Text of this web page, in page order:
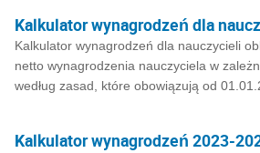
Kalkulator wynagrodzeń dla
Kalkulator wynagrodzeń dla nauczycieli
netto wynagrodzenia nauczyciela w
według zasad, które obowiązują od
Kalkulator wynagrodzeń 2023-